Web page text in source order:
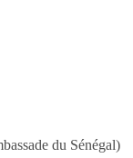
du Sénégal)